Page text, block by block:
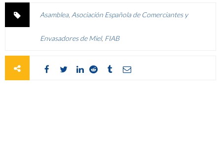
Asamblea Asociación Española de Comerciantes y
Envasadores de Miel, FIAB